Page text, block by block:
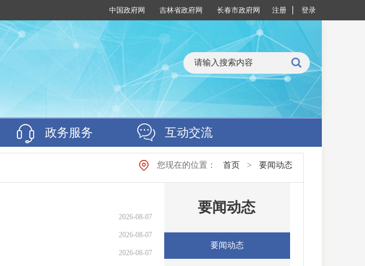
中国政府网 吉林省政府网 长春市政府网 注册 登录
政务服务 互动交流
您现在的位置： 首页 > 要闻动态
2026-08-07
2026-08-07
2026-08-07
要闻动态
要闻动态